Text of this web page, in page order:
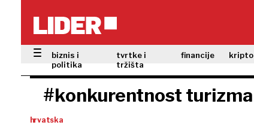
biznis i
politika
tvrtke i
tržišta
financije kripto
#konkurentnost turizma
hrvatska